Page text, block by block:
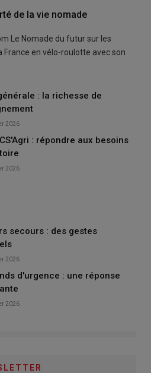
de la vie nomade
Le Nomade du futur sur les
France en vélo-roulotte avec son
: la richesse de
2026
: répondre aux besoins
2026
secours : des gestes
2026
d'urgence : une réponse
2026